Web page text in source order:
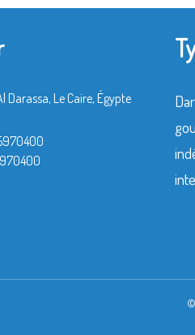
Le Caire, Égypte